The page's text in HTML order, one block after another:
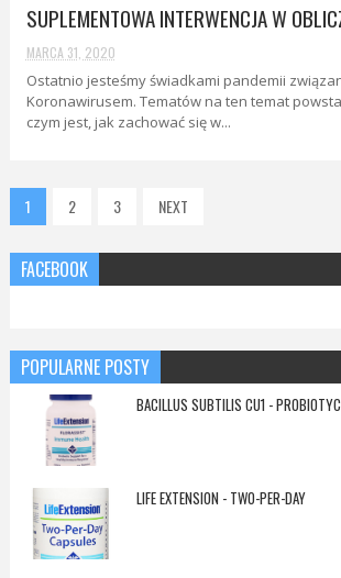
SUPLEMENTOWA INTERWENCJA W
MARCA 31, 2020
Ostatnio jesteśmy świadkami pandemii
Koronawirusem. Tematów na ten temat
czym jest, jak zachować się w...
1 2 3 NEXT
FACEBOOK
POPULARNE POSTY
BACILLUS SUBTILIS CU1 -
LIFE EXTENSION - TWO-PER-DAY